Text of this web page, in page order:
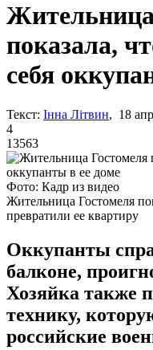
показала,
себя
Текст: Інна Літвин, 18
4
13563
Фото: Кадр из видео
Жительница Гостомеля
превратили ее квартиру
Оккупанты
балконе,
Хозяйка также
технику,
российские